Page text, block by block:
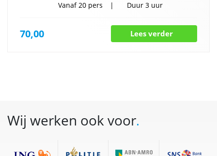
Vanaf20 pers Duur 3 uur
70,00 Lees verder
Wij werken ook voor.